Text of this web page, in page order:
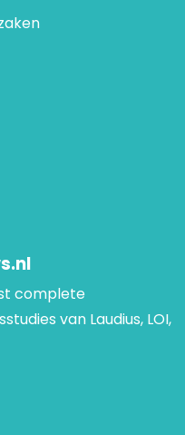
complete
van Laudius, LOI,